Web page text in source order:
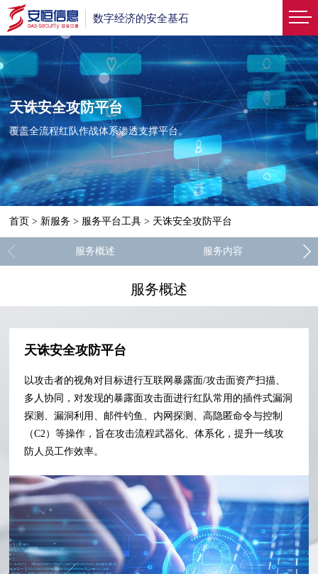
数字经济的安全基石
天诛安全攻防平台
覆盖全流程红队作战体系渗透支撑平台。
首页 > 新服务 > 服务平台工具 > 天诛安全攻防平台
服务概述 服务内容
服务概述
天诛安全攻防平台
以攻击者的视角对目标进行互联网暴露面/攻击面资产扫描、
多人协同，对发现的暴露面攻击面进行红队常用的插件式漏洞
探测、漏洞利用、邮件钓鱼、内网探测、高隐匿命令与控制
（C2）等操作，旨在攻击流程武器化、体系化，提升一线攻
防人员工作效率。